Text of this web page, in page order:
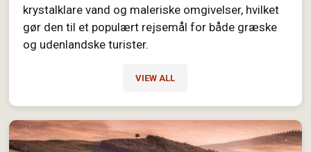
krystalklare vand og maleriske omgivelser, hvilket
gør den til et populært rejsemål for både græske
og udenlandske turister.
VIEW ALL